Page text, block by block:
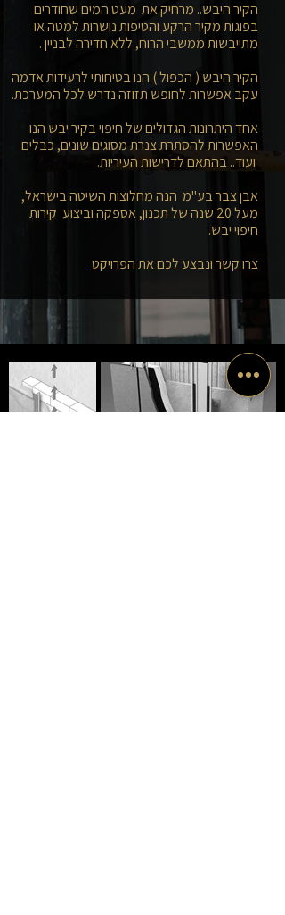
הקיר היבש.. מרחיק את מעט המים שחודרים
בפוגות מקיר הרקע והטיפות נושרות למטה או
מתייבשות ממשבי הרוח, ללא חדירה לבניין .
הקיר היבש ( הכפול ) הנו בטיחותי לרעידות אדמה
עקב אפשרות לחופש תזוזה נדרש לכל המערכת.
אחד היתרונות הגדולים של חיפוי בקיר יבש הנו
האפשרות להסתרת צנרת מסוגים שונים, כבלים
ועוד.. בהתאם לדרישות העיריות.
אבן צבר בע"מ הנה מחלוצות השיטה בישראל,
מעל 20 שנה של תכנון, אספקה וביצוע קירות
חיפוי יבש.
צרו קשר ונבצע לכם את הפרויקט